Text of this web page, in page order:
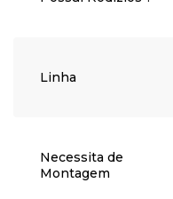
Linha
Necessita de
Montagem